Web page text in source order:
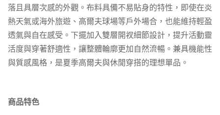
落且具層次感的外觀。布料具備不易貼身的特性，即使在炎
熱天氣或海外旅遊、高爾夫球場等戶外場合，也能維持輕盈
透氣與自在感受。下擺加入雙層開衩細節設計，提升活動靈
活度與穿著舒適性，讓整體輪廓更加自然流暢。兼具機能性
與質感風格，是夏季高爾夫與休閒穿搭的理想單品。
商品特色